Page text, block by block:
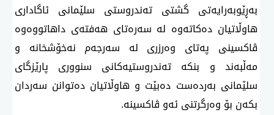
بەڕێوبەرایەتی گشتی تەندروستی سلێمانی ئاگاداری
هاوڵاتیان دەكاتەوە لە سەرەتای هەفتەی داهاتووەوە
ڤاكسینی پەتای وەرزری لە سەرجەم نەخۆشخانە و
مەڵبەند و بنكە تەندروستیەكانی سنووری پارێزگای
سلێمانی بەردەست دەبێت و هاوڵاتیان دەتوانن سەردان
بكەن بۆ وەرگرتنی ئەو ڤاكسینە.